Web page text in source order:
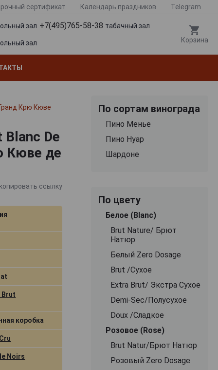
сертификат Календарь праздников Telegram
зал +7(495)765-58-38 табачный зал
зал Корзина
Крю Кюве
Blanc De
Кюве де
ссылку
Brut
коробка
Noirs
По сортам винограда
Пино Менье
Пино Нуар
Шардоне
По цвету
Белое (Blanc)
Brut Nature/ Брют
Натюр
Белый Zero Dosage
Brut /Сухое
Extra Brut/ Экстра Сухое
Demi-Sec/Полусухое
Doux /Сладкое
Розовое (Rose)
Brut Natur/Брют Натюр
Розовый Zero Dosage